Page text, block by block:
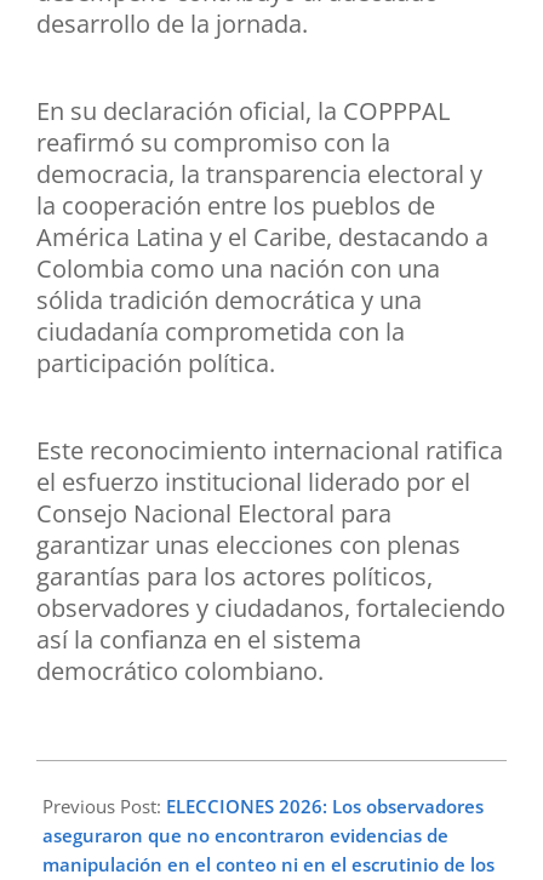
desarrollo de la jornada.
En su declaración oficial, la COPPPAL
reafirmó su compromiso con la
democracia, la transparencia electoral y
la cooperación entre los pueblos de
América Latina y el Caribe, destacando a
Colombia como una nación con una
sólida tradición democrática y una
ciudadanía comprometida con la
participación política.
Este reconocimiento internacional ratifica
el esfuerzo institucional liderado por el
Consejo Nacional Electoral para
garantizar unas elecciones con plenas
garantías para los actores políticos,
observadores y ciudadanos, fortaleciendo
así la confianza en el sistema
democrático colombiano.
06-
03
Previous Post: ELECCIONES 2026: Los observadores
aseguraron que no encontraron evidencias de
manipulación en el conteo ni en el escrutinio de los